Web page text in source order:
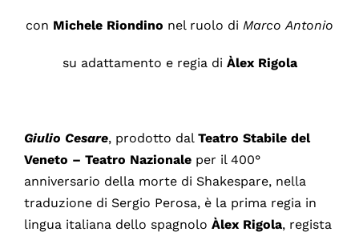
con Michele Riondino nel ruolo di Marco Antonio
su adattamento e regia di Àlex Rigola
Giulio Cesare, prodotto dal Teatro Stabile del
Veneto – Teatro Nazionaleper il 400°
anniversario della morte di Shakespare, nella
traduzione di Sergio Perosa, è la prima regia in
lingua italiana dello spagnolo Àlex Rigola, regista